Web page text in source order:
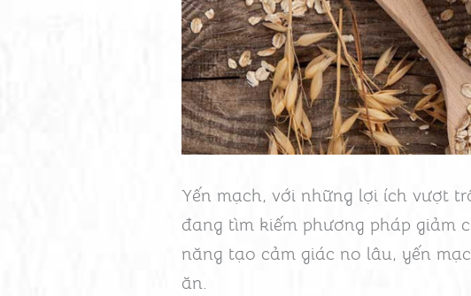
Yến mạch, với những lợi ích vượt
đang tìm kiếm phương pháp giảm
năng tạo cảm giác no lâu, yến
ăn.